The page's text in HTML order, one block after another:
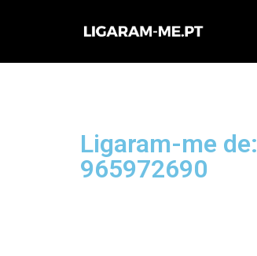
para
Ligaram-me de:
965972690